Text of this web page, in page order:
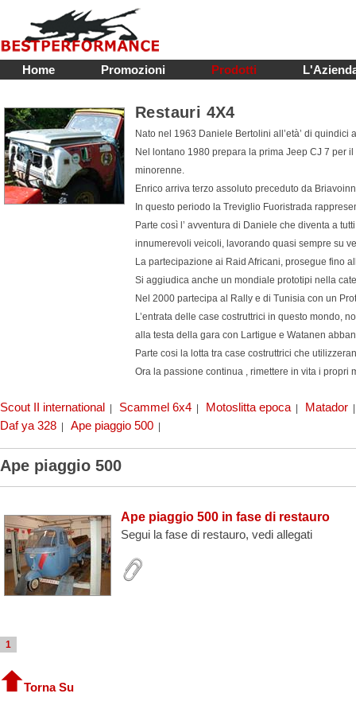
Home Promozioni Prodotti
Restauri 4X4
Nato nel 1963 Daniele Bertolini all’età’ di
Nel lontano 1980 prepara la prima Jeep CJ 7 per
minorenne.
Enrico arriva terzo assoluto preceduto da
In questo periodo la Treviglio Fuoristrada
Parte così l’ avventura di Daniele che diventa a
innumerevoli veicoli, lavorando quasi sempre su
La partecipazione ai Raid Africani, prosegue fino
Si aggiudica anche un mondiale prototipi nella
Nel 2000 partecipa al Rally e di Tunisia con un
L’entrata delle case costruttrici in questo mondo,
alla testa della gara con Lartigue e Watanen
Parte cosi la lotta tra case costruttrici che
Ora la passione continua , rimettere in vita i propri
Scout II international Scammel 6x4 Motoslitta epoca| Matador
Daf ya 328 Ape piaggio 500
Ape piaggio 500
Ape piaggio 500 in fase di restauro
Segui la fase di restauro, vedi allegati
1
Torna Su